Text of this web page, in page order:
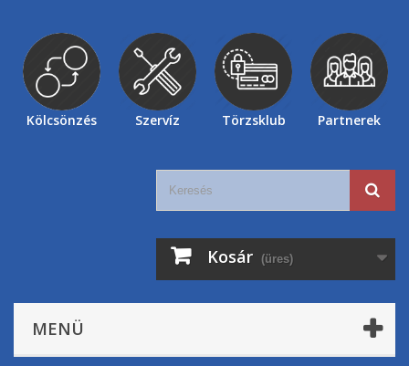
Kölcsönzés Szervíz Törzsklub Partnerek
Kosár (üres)
MENÜ